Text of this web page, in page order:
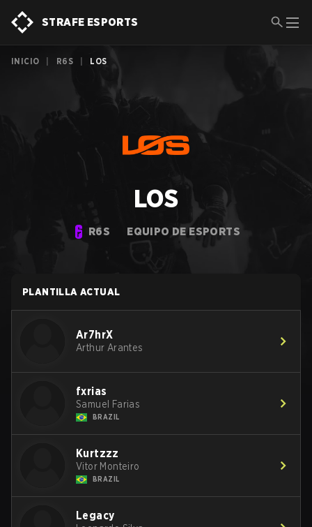
STRAFE ESPORTS
INICIO R6S LOS
LOS
R6S EQUIPO DE ESPORTS
PLANTILLA ACTUAL
Ar7hrX
Arthur Arantes
fxrias
Samuel Farias
BRAZIL
Kurtzzz
Vitor Monteiro
BRAZIL
Legacy